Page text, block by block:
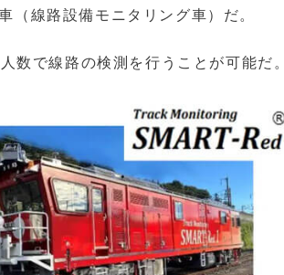
（線路設備モニタリング車）だ。
数で線路の検測を行うことが可能だ。